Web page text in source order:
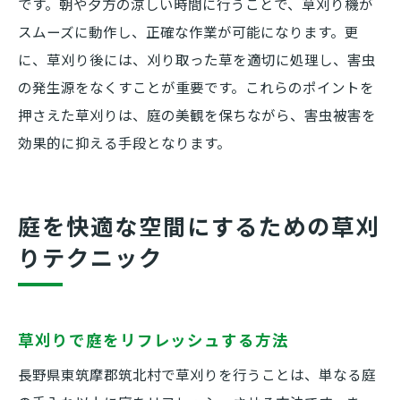
スムーズに動作し、正確な作業が可能になります。更
に、草刈り後には、刈り取った草を適切に処理し、害虫
の発生源をなくすことが重要です。これらのポイントを
押さえた草刈りは、庭の美観を保ちながら、害虫被害を
効果的に抑える手段となります。
庭を快適な空間にするための草刈
りテクニック
草刈りで庭をリフレッシュする方法
長野県東筑摩郡筑北村で草刈りを行うことは、単なる庭